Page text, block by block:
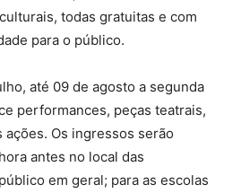
todas gratuitas e com
para o público.
até 09 de agosto a segunda
performances, peças teatrais,
Os ingressos serão
antes no local das
em geral; para as escolas